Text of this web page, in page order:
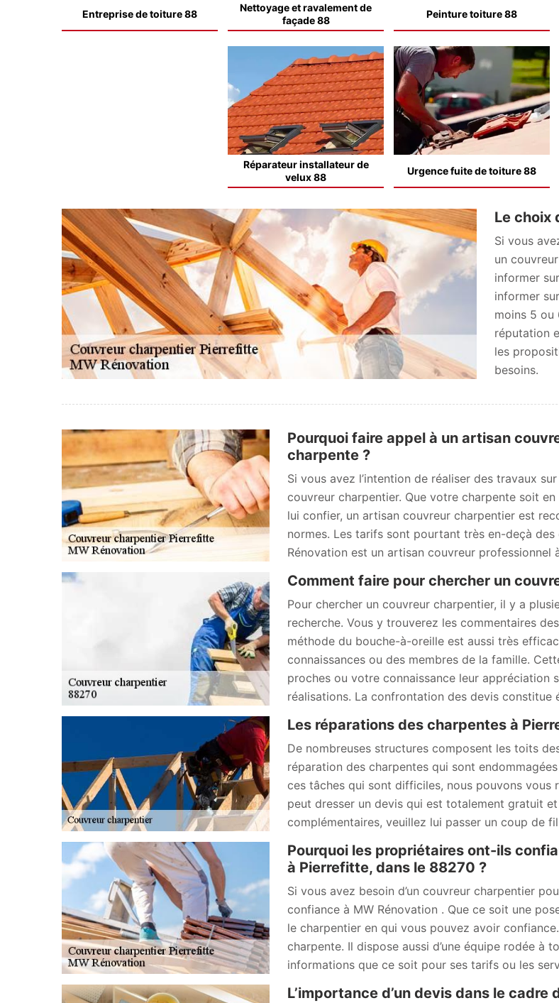
Entreprise de toiture 88
Nettoyage et ravalement de
façade 88
Peinture toiture 88
Réparateur installateur de
velux 88
Urgence fuite de toiture 88
Le choix
Si vous
un
informer
informer
moins 5 ou
réputation
les
besoins.
Pourquoi faire appel à un artisan
charpente ?
Si vous avez l’intention de réaliser des travaux
couvreur charpentier. Que votre charpente soit
lui confier, un artisan couvreur charpentier est
normes. Les tarifs sont pourtant très en-deçà
Rénovation est un artisan couvreur professionnel
Comment faire pour chercher un
Pour chercher un couvreur charpentier, il y a
recherche. Vous y trouverez les commentaires
méthode du bouche-à-oreille est aussi très
connaissances ou des membres de la famille.
proches ou votre connaissance leur appréciation
réalisations. La confrontation des devis
Les réparations des charpentes à
De nombreuses structures composent les toits
réparation des charpentes qui sont
ces tâches qui sont difficiles, nous pouvons
peut dresser un devis qui est totalement gratuit
complémentaires, veuillez lui passer un coup de
Pourquoi les propriétaires ont-ils
à Pierrefitte, dans le 88270 ?
Si vous avez besoin d’un couvreur charpentier
confiance à MW Rénovation . Que ce soit une
le charpentier en qui vous pouvez avoir
charpente. Il dispose aussi d’une équipe rodée
informations que ce soit pour ses tarifs ou les
L’importance d’un devis dans le